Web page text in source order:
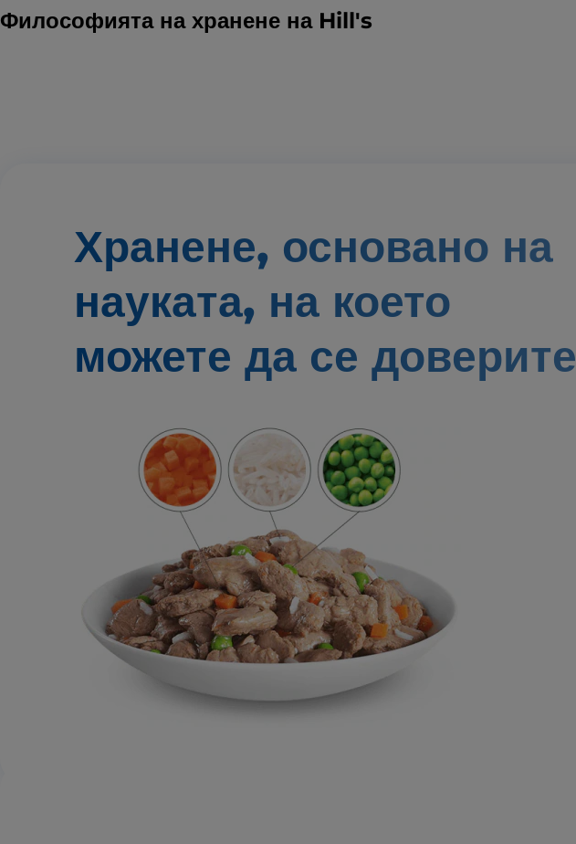
Философията на хранене на Hill's
Хранене, основано на
науката, на което
можете да се доверите